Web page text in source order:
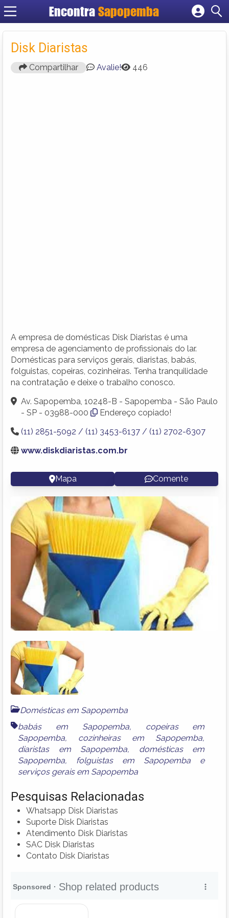
Encontra Sapopemba
Cadastrar empresa
Disk Diaristas
Compartilhar Avalie! 446
A empresa de domésticas Disk Diaristas é uma
empresa de agenciamento de profissionais do lar.
Domésticas para serviços gerais, diaristas, babás,
folguistas, copeiras, cozinheiras. Tenha tranquilidade
na contratação e deixe o trabalho conosco.
Av. Sapopemba, 10248-B - Sapopemba - São Paulo
- SP - 03988-000
Endereço copiado!
(11) 2851-5092 / (11) 3453-6137 / (11) 2702-6307
www.diskdiaristas.com.br
Mapa Comente
Domésticas em Sapopemba
babás em Sapopemba, copeiras em
Sapopemba, cozinheiras em Sapopemba,
diaristas em Sapopemba, domésticas em
Sapopemba, folguistas em Sapopemba e
serviços gerais em Sapopemba
Pesquisas Relacionadas
Whatsapp Disk Diaristas
Suporte Disk Diaristas
Atendimento Disk Diaristas
SAC Disk Diaristas
Contato Disk Diaristas